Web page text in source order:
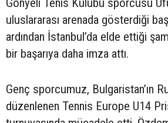
Gönyeli Tenis Kulübü sporcusu
uluslararası arenada gösterdiği
ardından İstanbul’da elde ettiği
bir başarıya daha imza attı.
Genç sporcumuz, Bulgaristan’ın
düzenlenen Tennis Europe U14